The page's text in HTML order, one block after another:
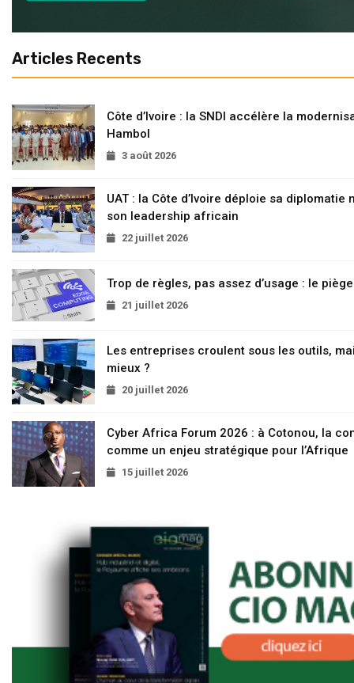
Articles Recents
Côte d’Ivoire : la SNDI accélère la
Hambol
3 août 2026
UAT : la Côte d’Ivoire déploie sa
son leadership africain
22 juillet 2026
Trop de règles, pas assez d’usage : le
21 juillet 2026
Les entreprises croulent sous les outils,
mieux ?
20 juillet 2026
Cyber Africa Forum 2026 : à Cotonou, la
comme un enjeu stratégique pour l’Afrique
15 juillet 2026